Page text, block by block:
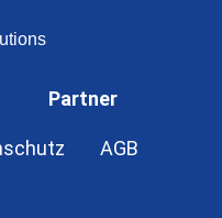
Partner
AGB